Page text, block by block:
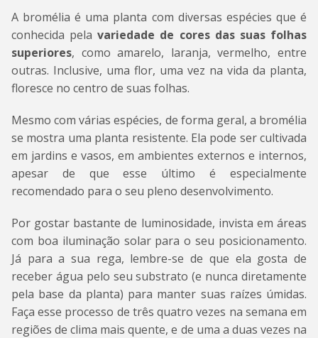
A bromélia é uma planta com diversas espécies que é
conhecida pelavariedade de cores das suas folhas
superiores, como amarelo, laranja, vermelho, entre
outras. Inclusive, uma flor, uma vez na vida da planta,
floresce no centro de suas folhas.
Mesmo com várias espécies, de forma geral, a bromélia
se mostra uma planta resistente. Ela pode ser cultivada
em jardins e vasos, em ambientes externos e internos,
apesar de que esse último é especialmente
recomendado para o seu pleno desenvolvimento.
Por gostar bastante de luminosidade, invista em áreas
com boa iluminação solar para o seu posicionamento.
Já para a sua rega, lembre-se de que ela gosta de
receber água pelo seu substrato (e nunca diretamente
pela base da planta) para manter suas raízes úmidas.
Faça esse processo de três quatro vezes na semana em
regiões de clima mais quente, e de uma a duas vezes na